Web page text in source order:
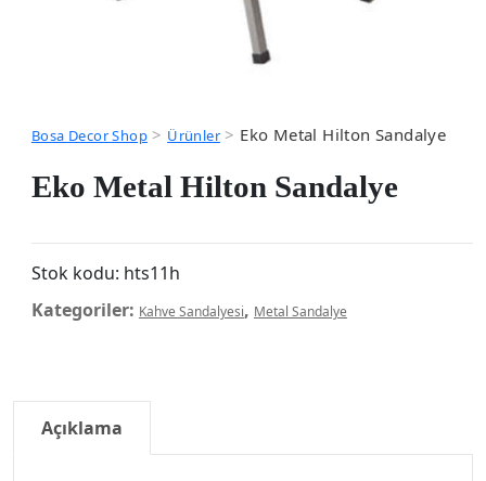
Bosa Decor Shop> Ürünler> Eko Metal Hilton Sandalye
Eko Metal Hilton Sandalye
Stok kodu: hts11h
Kategoriler: Kahve Sandalyesi, Metal Sandalye
Açıklama